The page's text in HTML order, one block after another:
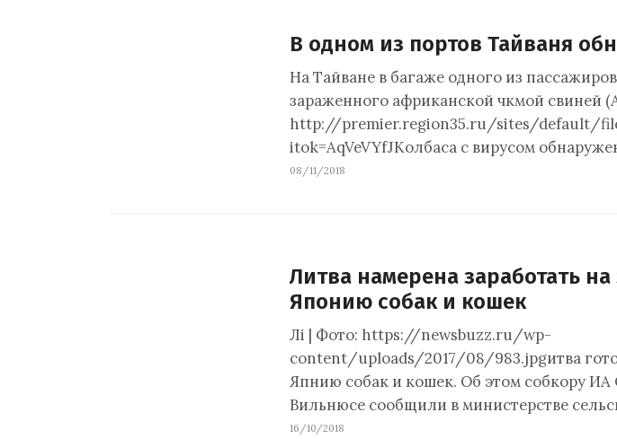
В одном из портов Тайваня
На Тайване в багаже одного из
зараженного африканской чкмой свиней
http://premier.region35.ru/sites/default/
itok=AqVeVYfJКолбаса с вирусом
08/11/2018
Литва намерена заработать на
Японию собак и кошек
Лi | Фото: https://newsbuzz.ru/wp-
content/uploads/2017/08/983.jpgитва
Япнию собак и кошек. Об этом собкору ИА
Вильнюсе сообщили в министерстве
16/10/2018